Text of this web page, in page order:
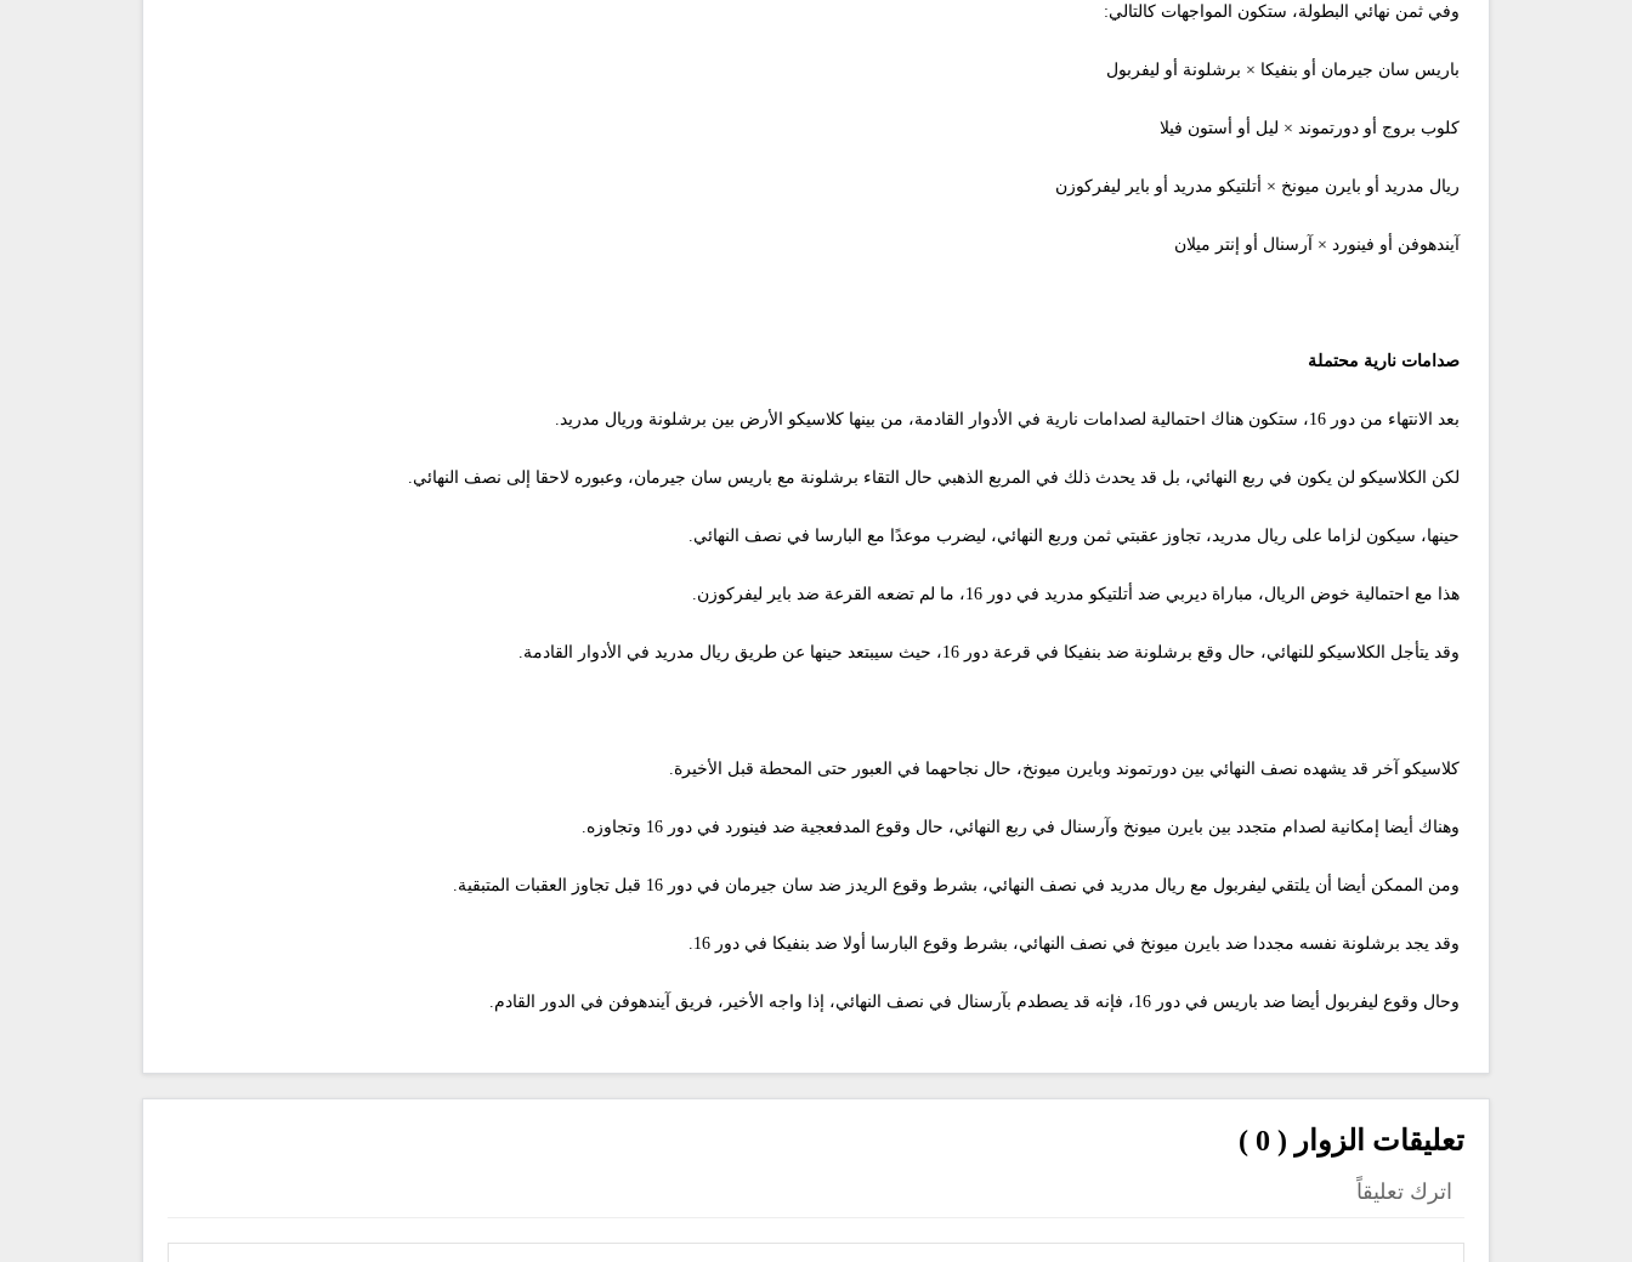
وفي ثمن نهائي البطولة، ستكون المواجهات كالتالي:
باريس سان جيرمان أو بنفيكا × برشلونة أو ليفربول
كلوب بروج أو دورتموند × ليل أو أستون فيلا
ريال مدريد أو بايرن ميونخ × أتلتيكو مدريد أو باير ليفركوزن
آيندهوفن أو فينورد × آرسنال أو إنتر ميلان
صدامات نارية محتملة
بعد الانتهاء من دور 16، ستكون هناك احتمالية لصدامات نارية في الأدوار القادمة، من بينها كلاسيكو الأرض بين برشلونة وريال مدريد.
لكن الكلاسيكو لن يكون في ربع النهائي، بل قد يحدث ذلك في المربع الذهبي حال التقاء برشلونة مع باريس سان جيرمان، وعبوره لاحقا إلى نصف النهائي.
حينها، سيكون لزاما على ريال مدريد، تجاوز عقبتي ثمن وربع النهائي، ليضرب موعدًا مع البارسا في نصف النهائي.
هذا مع احتمالية خوض الريال، مباراة ديربي ضد أتلتيكو مدريد في دور 16، ما لم تضعه القرعة ضد باير ليفركوزن.
وقد يتأجل الكلاسيكو للنهائي، حال وقع برشلونة ضد بنفيكا في قرعة دور 16، حيث سيبتعد حينها عن طريق ريال مدريد في الأدوار القادمة.
كلاسيكو آخر قد يشهده نصف النهائي بين دورتموند وبايرن ميونخ، حال نجاحهما في العبور حتى المحطة قبل الأخيرة.
وهناك أيضا إمكانية لصدام متجدد بين بايرن ميونخ وآرسنال في ربع النهائي، حال وقوع المدفعجية ضد فينورد في دور 16 وتجاوزه.
ومن الممكن أيضا أن يلتقي ليفربول مع ريال مدريد في نصف النهائي، بشرط وقوع الريدز ضد سان جيرمان في دور 16 قبل تجاوز العقبات المتبقية.
وقد يجد برشلونة نفسه مجددا ضد بايرن ميونخ في نصف النهائي، بشرط وقوع البارسا أولا ضد بنفيكا في دور 16.
وحال وقوع ليفربول أيضا ضد باريس في دور 16، فإنه قد يصطدم بآرسنال في نصف النهائي، إذا واجه الأخير، فريق آيندهوفن في الدور القادم.
تعليقات الزوار ( 0 )
اترك تعليقاً